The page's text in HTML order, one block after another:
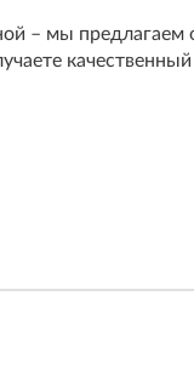
– мы предлагаем